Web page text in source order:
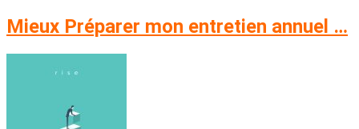
Mieux Préparer mon entretien annuel …